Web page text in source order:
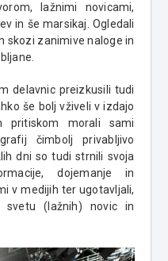
lažnimi novicami,
in še marsikaj. Ogledali
skozi zanimive naloge in
delavnic preizkusili tudi
še bolj vživeli v izdajo
pritiskom morali sami
čimbolj privabljivo
dni so tudi strnili svoja
dojemanje in
v medijih ter ugotavljali,
(lažnih) novic in